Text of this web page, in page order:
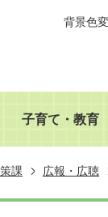
背景色
子育て・教育
課 広報・広聴